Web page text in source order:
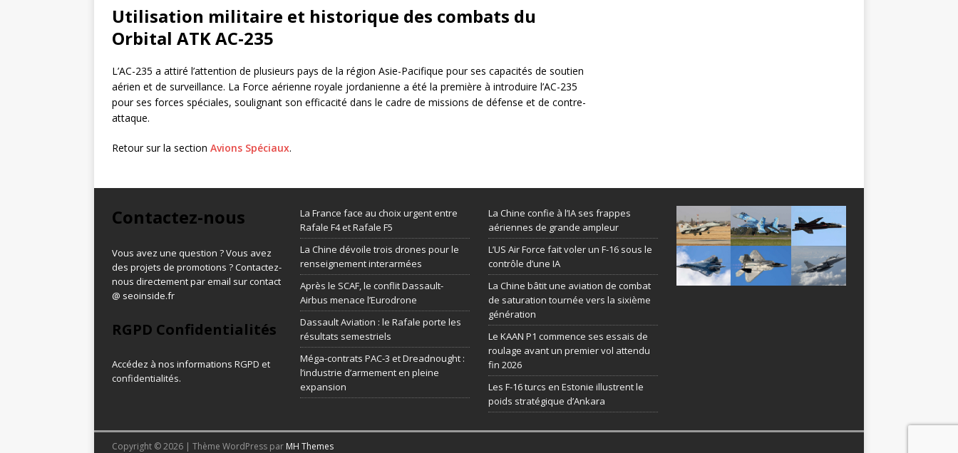
Utilisation militaire et historique des combats du
Orbital ATK AC-235
L’AC-235 a attiré l’attention de plusieurs pays de la région Asie-Pacifique pour ses capacités de soutien
aérien et de surveillance. La Force aérienne royale jordanienne a été la première à introduire l’AC-235
pour ses forces spéciales, soulignant son efficacité dans le cadre de missions de défense et de contre-
attaque.
Retour sur la section Avions Spéciaux.
Contactez-nous
Vous avez une question ? Vous avez
des projets de promotions ? Contactez-
nous directement par email sur contact
@ seoinside.fr
RGPD Confidentialités
Accédez à nos informations RGPD et
confidentialités.
La France face au choix urgent entre
Rafale F4 et Rafale F5
La Chine dévoile trois drones pour le
renseignement interarmées
Après le SCAF, le conflit Dassault-
Airbus menace l’Eurodrone
Dassault Aviation : le Rafale porte les
résultats semestriels
Méga-contrats PAC-3 et Dreadnought :
l’industrie d’armement en pleine
expansion
La Chine confie à l’IA ses frappes
aériennes de grande ampleur
L’US Air Force fait voler un F-16 sous le
contrôle d’une IA
La Chine bâtit une aviation de combat
de saturation tournée vers la sixième
génération
Le KAAN P1 commence ses essais de
roulage avant un premier vol attendu
fin 2026
Les F-16 turcs en Estonie illustrent le
poids stratégique d’Ankara
Copyright © 2026 | Thème WordPress par MH Themes